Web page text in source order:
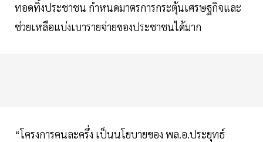
ทอดทิ้งประชาชน กำหนดมาตรการกระตุ้นเศรษฐกิจและ
ช่วยเหลือแบ่งเบารายจ่ายของประชาชนได้มาก
“โครงการคนละครึ่ง เป็นนโยบายของ พล.อ.ประยุทธ์